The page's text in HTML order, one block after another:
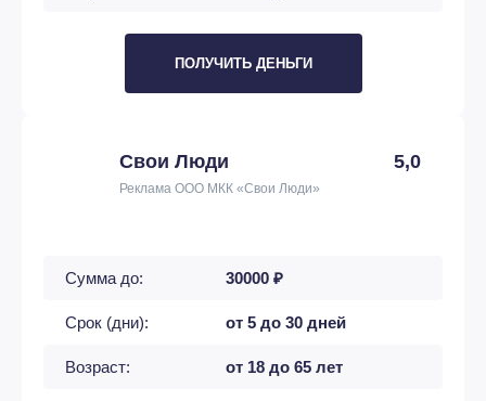
ПОЛУЧИТЬ ДЕНЬГИ
Свои Люди 5,0
Реклама ООО МКК «Свои Люди»
Сумма до: 30000 ₽
Срок (дни): от 5 до 30 дней
Возраст: от 18 до 65 лет